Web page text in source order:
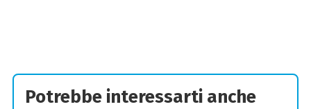
Potrebbe interessarti anche